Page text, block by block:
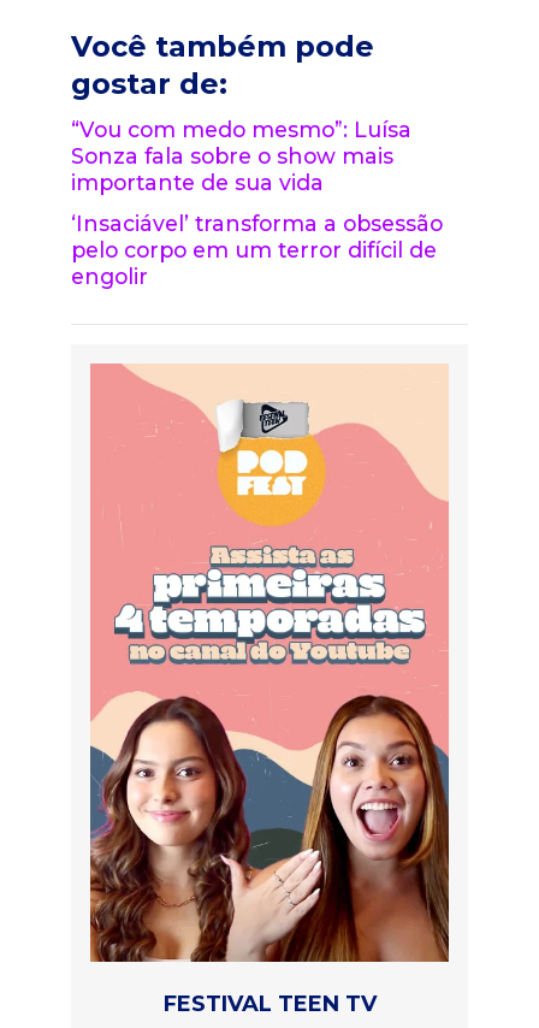
Você também pode
gostar de:
“Vou com medo mesmo”: Luísa
Sonza fala sobre o show mais
importante de sua vida
‘Insaciável’ transforma a obsessão
pelo corpo em um terror difícil de
engolir
FESTIVAL TEEN TV